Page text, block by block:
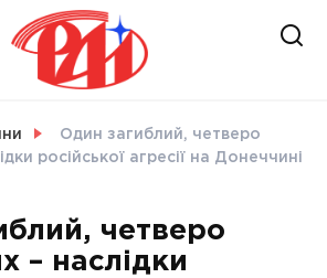
Один загиблий, четверо
російської агресії на Донеччині
четверо
– наслідки